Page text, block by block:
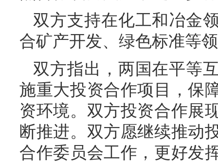
双方支持在化工和冶金
合矿产开发、绿色标准等
双方指出，两国在平等
施重大投资合作项目，保
资环境。双方投资合作展
断推进。双方愿继续推动
合作委员会工作，更好发